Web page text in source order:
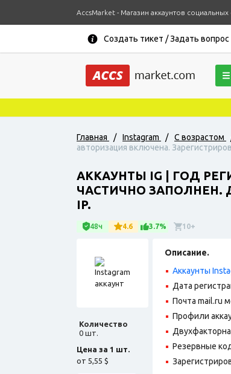
AccsMarket - Магазин аккаунтов социальных
Создать тикет / Задать вопрос
Главная / Instagram / С возрастом
авторизация включена.
АККАУНТЫ IG | ГОД
ЧАСТИЧНО ЗАПОЛНЕН.
IP.
48ч 4.6 3.7% 10+
Количество
0 шт.
Цена за 1 шт.
от 5,55 $
Описание.
Аккаунты
Дата
Почта mail.ru
Профили
Резервные